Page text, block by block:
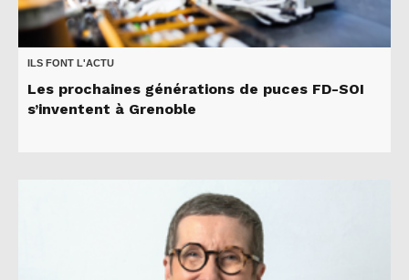
ILS FONT L'ACTU
Les prochaines générations de puces FD-SOI
s’inventent à Grenoble